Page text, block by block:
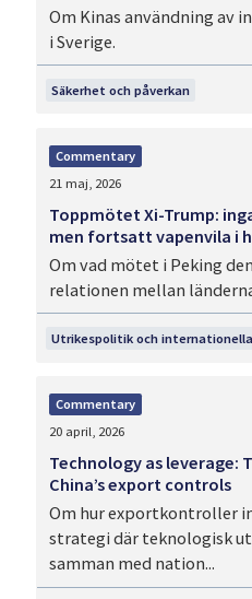
Säkerhet och påverkan
Om Kinas användning av
i Sverige.
Commentary
Utrikespolitik och
21 maj, 2026
Toppmötet Xi-Trump:
men fortsatt vapenvila i
Om vad mötet i Peking
relationen mellan
Commentary
20 april, 2026
Technology as leverage:
China’s export controls
Om hur exportkontroller
strategi där teknologisk
samman med nation...